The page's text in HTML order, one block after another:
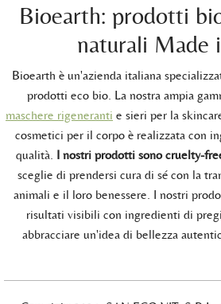
Bioearth: prodotti
naturali Made
Bioearth è un'azienda italiana
prodotti eco bio. La nostra ampia
maschere rigeneranti e sieri per la
cosmetici per il corpo è realizzata con
qualità. I nostri prodotti sono cruelty-
sceglie di prendersi cura di sé con la
animali e il loro benessere. I nostri
risultati visibili con ingredienti di
abbracciare un'idea di bellezza